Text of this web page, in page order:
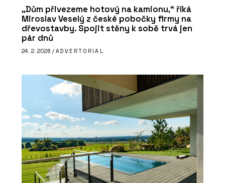
„Dům přivezeme hotový na kamionu,“ říká
Miroslav Veselý z české pobočky firmy na
dřevostavby. Spojit stěny k sobě trvá jen
pár dnů
24. 2. 2026 / ADVERTORIAL